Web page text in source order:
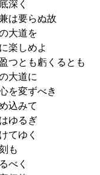
深く
要らぬ故
大道を
しめよ
とも虧くるとも
大道に
変ずべき
込みて
ゆるぎ
ゆく
も
べく